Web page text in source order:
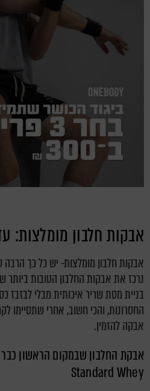
אבקות חלבון מומלצות:
אבקות חלבון מומלצות- יש כל כך הרבה
נרכז את אבקות החלבון הטובות ביותר
בניית מסת שריר איכותית מבלי לבזבז
החסרונות, והכי חשוב, אחרי שתסיימו
אבקה להזמין.
Standard Whey